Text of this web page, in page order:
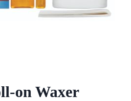
on Waxer